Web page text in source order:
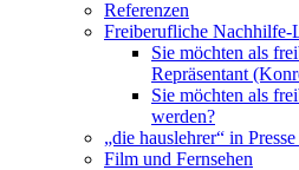
Referenzen
Freiberufliche Nachhilfe-
Sie möchten als
Repräsentant
Sie möchten als
werden?
„die hauslehrer“ in
Film und Fernsehen